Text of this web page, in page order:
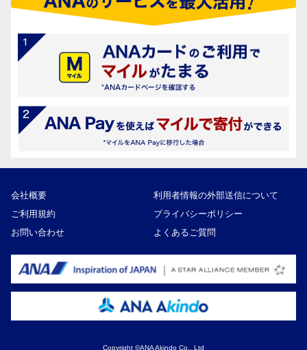
会社概要
利用者情報の外部送信について
ご利用規約
プライバシーポリシー
お問い合わせ
よくあるご質問
Copyright ©ANA Akindo Co., Ltd